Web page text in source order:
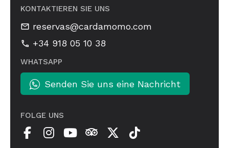
KONTAKTIEREN SIE UNS
reservas@cardamomo.com
+34 918 05 10 38
WHATSAPP
Senden Sie uns eine Nachricht
FOLGE UNS